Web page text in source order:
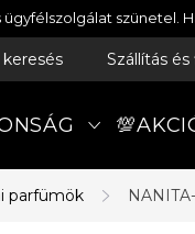
ügyfélszolgálat
Szállítás
parfümök